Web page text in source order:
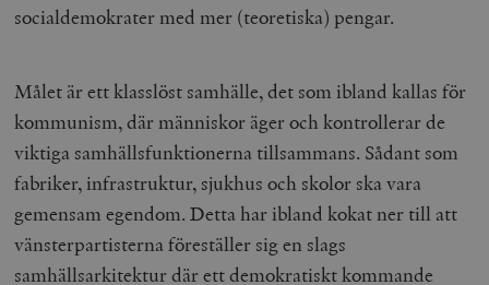
socialdemokrater med mer (teoretiska) pengar.
Målet är ett klasslöst samhälle, det som ibland kallas för
kommunism, där människor äger och kontrollerar de
viktiga samhällsfunktionerna tillsammans. Sådant som
fabriker, infrastruktur, sjukhus och skolor ska vara
gemensam egendom. Detta har ibland kokat ner till att
vänsterpartisterna föreställer sig en slags
samhällsarkitektur där ett demokratiskt kommande